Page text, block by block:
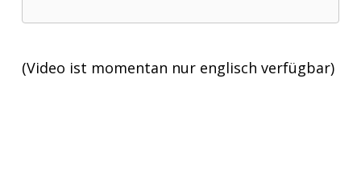
(Video ist momentan nur englisch verfügbar)